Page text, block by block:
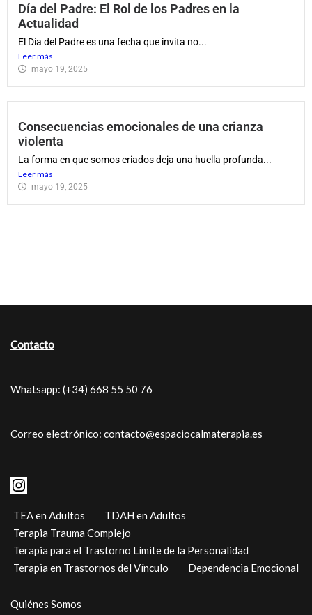
Día del Padre: El Rol de los Padres en la
Actualidad
El Día del Padre es una fecha que invita no...
Leer más
mayo 19, 2025
Consecuencias emocionales de una crianza
violenta
La forma en que somos criados deja una huella profunda...
Leer más
mayo 19, 2025
Contacto
Whatsapp: (+34) 668 55 50 76
Correo electrónico: contacto@espaciocalmaterapia.es
TEA en Adultos
TDAH en Adultos
Terapia Trauma Complejo
Terapia para el Trastorno Límite de la Personalidad
Terapia en Trastornos del Vínculo
Dependencia Emocional
Quiénes Somos